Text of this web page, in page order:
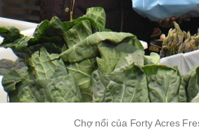
Chợ nổi của Forty Acres